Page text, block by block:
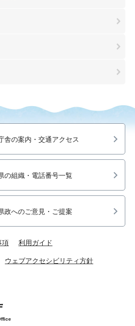
舎の案内・交通アクセス
の組織・電話番号一覧
政へのご意見・ご提案
項 利用ガイド
ウェブアクセシビリティ方針